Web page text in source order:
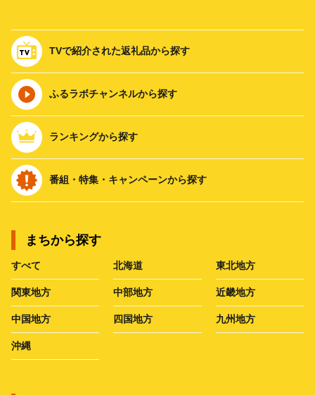
TVで紹介された返礼品から探す
ふるラボチャンネルから探す
ランキングから探す
番組・特集・キャンペーンから探す
まちから探す
すべて 北海道 東北地方
関東地方 中部地方 近畿地方
中国地方 四国地方 九州地方
沖縄